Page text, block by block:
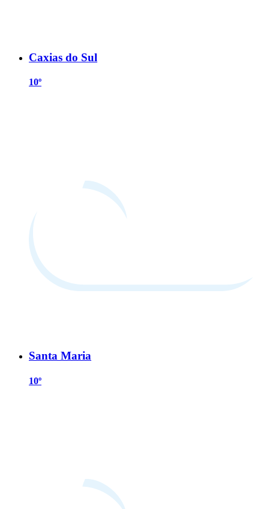
Caxias do Sul
10º
Santa Maria
10º